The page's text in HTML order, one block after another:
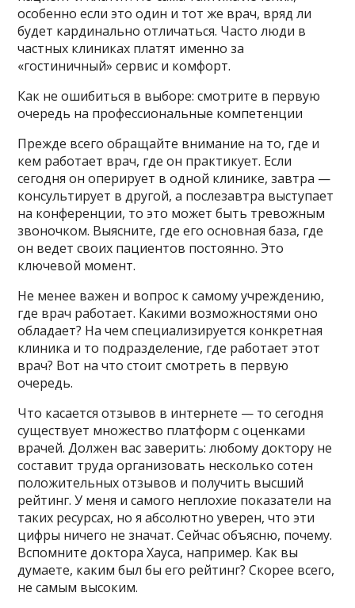
особенно если это один и тот же врач, вряд ли
будет кардинально отличаться. Часто люди в
частных клиниках платят именно за
«гостиничный» сервис и комфорт.
Как не ошибиться в выборе: смотрите в первую
очередь на профессиональные компетенции
Прежде всего обращайте внимание на то, где и
кем работает врач, где он практикует. Если
сегодня он оперирует в одной клинике, завтра —
консультирует в другой, а послезавтра выступает
на конференции, то это может быть тревожным
звоночком. Выясните, где его основная база, где
он ведет своих пациентов постоянно. Это
ключевой момент.
Не менее важен и вопрос к самому учреждению,
где врач работает. Какими возможностями оно
обладает? На чем специализируется конкретная
клиника и то подразделение, где работает этот
врач? Вот на что стоит смотреть в первую
очередь.
Что касается отзывов в интернете — то сегодня
существует множество платформ с оценками
врачей. Должен вас заверить: любому доктору не
составит труда организовать несколько сотен
положительных отзывов и получить высший
рейтинг. У меня и самого неплохие показатели на
таких ресурсах, но я абсолютно уверен, что эти
цифры ничего не значат. Сейчас объясню, почему.
Вспомните доктора Хауса, например. Как вы
думаете, каким был бы его рейтинг? Скорее всего,
не самым высоким.